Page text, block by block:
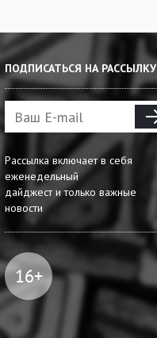
ПОДПИСАТЬСЯ НА РАССЫЛКУ
Рассылка включает в себя
еженедельный
дайджест и только важные
новости